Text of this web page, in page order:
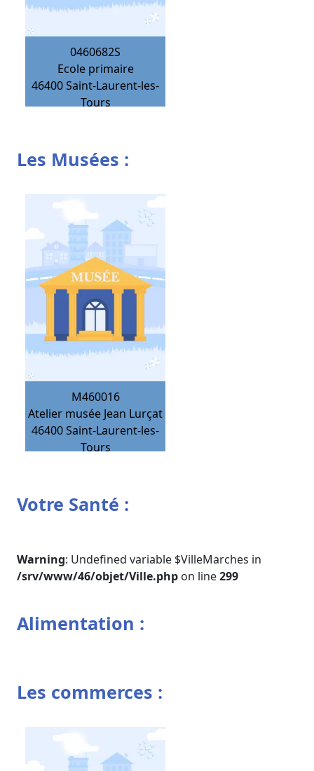
0460682S
Ecole primaire
46400Saint-Laurent-les-
Tours
Les Musées :
M460016
Atelier musée Jean Lurçat
46400Saint-Laurent-les-
Tours
Votre Santé :
Warning: Undefined variable $VilleMarches in
/srv/www/46/objet/Ville.php on line299
Alimentation :
Les commerces :